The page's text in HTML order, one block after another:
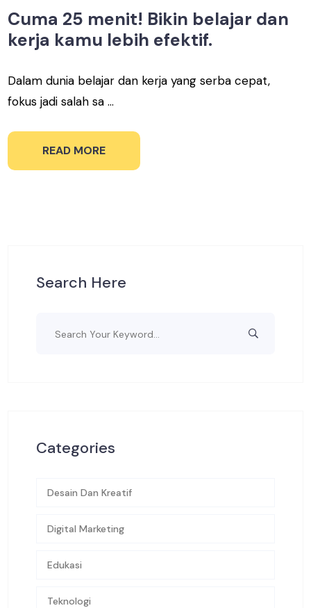
Cuma 25 menit! Bikin belajar dan
kerja kamu lebih efektif.
Dalam dunia belajar dan kerja yang serba cepat,
fokus jadi salah sa ...
READ MORE
Search Here
Categories
Desain Dan Kreatif
Digital Marketing
Edukasi
Teknologi